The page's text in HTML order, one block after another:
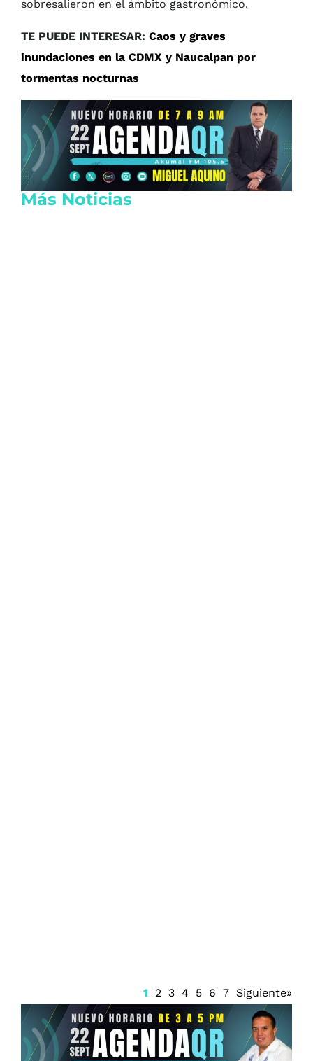
sobresalieron en el ámbito gastronómico.
TE PUEDE INTERESAR: Caos y graves
inundaciones en la CDMX y Naucalpan por
tormentas nocturnas
Más Noticias
1 2 3 4 5 6 7 Siguiente»